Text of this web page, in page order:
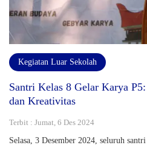
Kegiatan Luar Sekolah
Santri Kelas 8 Gelar Karya
dan Kreativitas
Terbit : Jumat, 6 Des 2024
Selasa, 3 Desember 2024, seluruh